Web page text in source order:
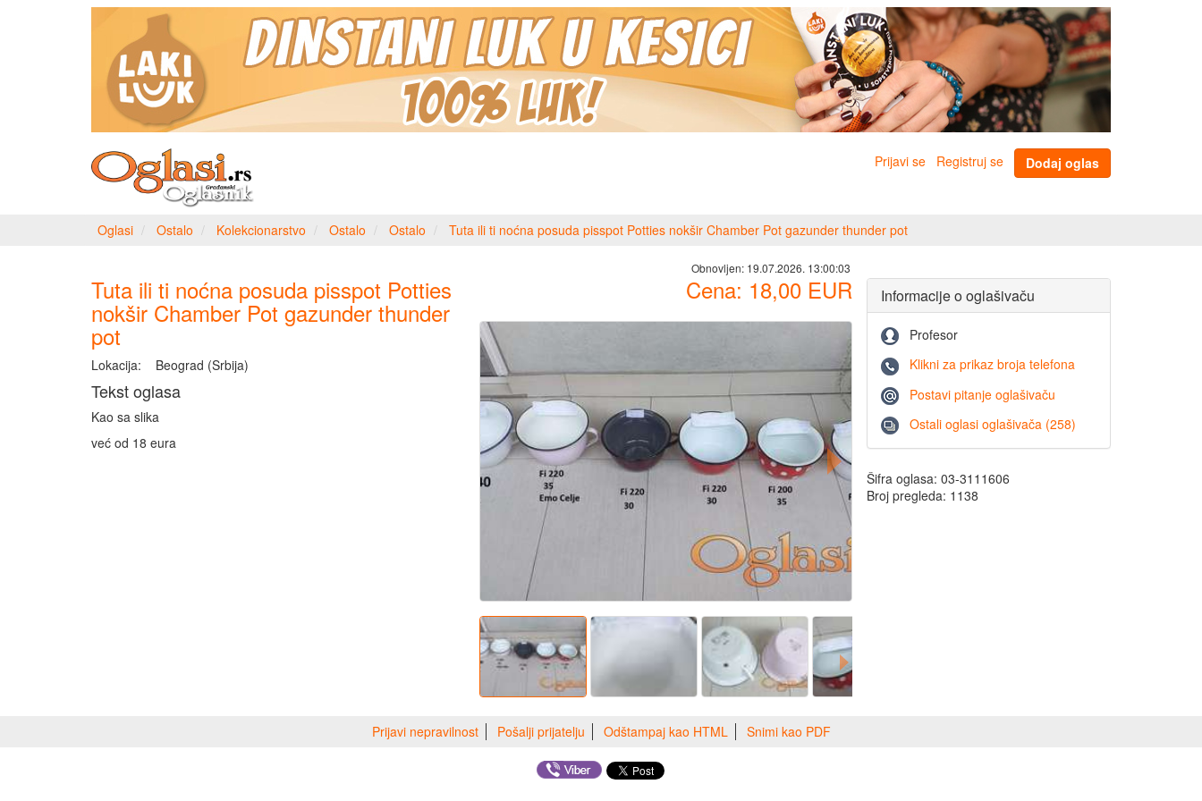
Prijavi se Registruj se Dodaj oglas
Oglasi Ostalo Kolekcionarstvo Ostalo Ostalo Tuta ili ti noćna posuda pisspot Potties nokšir Chamber Pot gazunder thunder pot
Tuta ili ti noćna posuda pisspot Potties
nokšir Chamber Pot gazunder thunder
pot
Lokacija: Beograd (Srbija)
Tekst oglasa
Kao sa slika
već od 18 eura
Obnovljen: 19.07.2026. 13:00:03
Cena: 18,00 EUR Informacije o oglašivaču
Profesor
Klikni za prikaz broja telefona
Postavi pitanje oglašivaču
Ostali oglasi oglašivača (258)
Šifra oglasa: 03-3111606
Broj pregleda: 1138
Prijavi nepravilnost Pošalji prijatelju Odštampaj kao HTML Snimi kao PDF